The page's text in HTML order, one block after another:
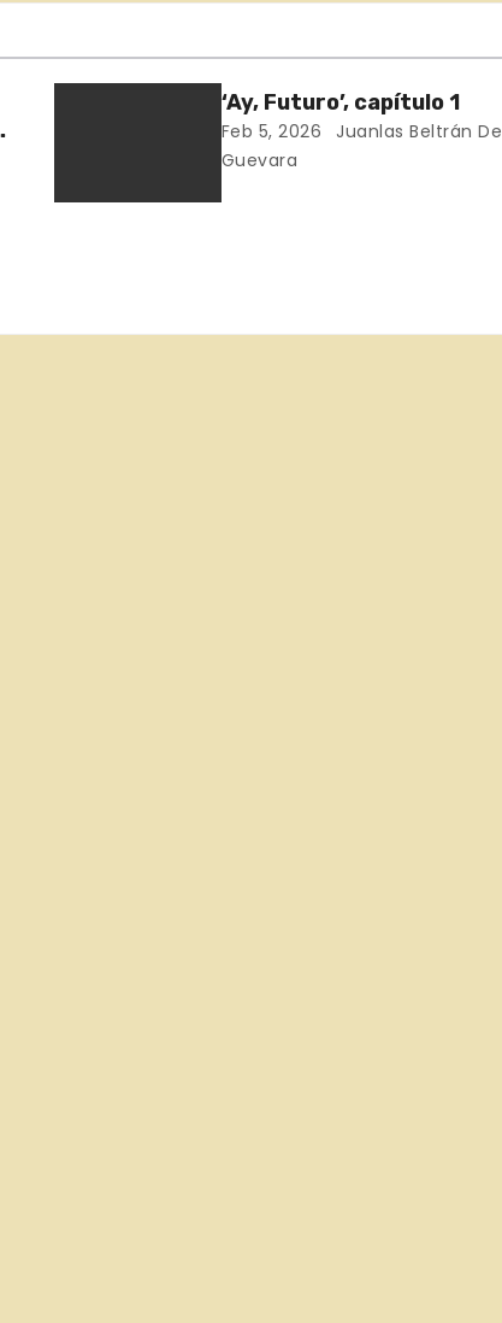
‘Ay, Futuro’, capítulo 1
Feb 5, 2026
Juanlas Beltrán De
Guevara